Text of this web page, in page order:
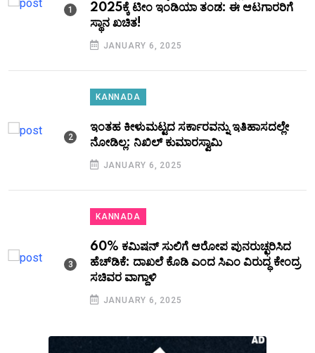
2025ಕ್ಕೆ ಟೀಂ ಇಂಡಿಯಾ ತಂಡ: ಈ ಆಟಗಾರರಿಗೆ
ಸ್ಥಾನ ಖಚಿತ!
JANUARY 6, 2025
KANNADA
ಇಂತಹ ಕೀಳುಮಟ್ಟದ ಸರ್ಕಾರವನ್ನು ಇತಿಹಾಸದಲ್ಲೇ
ನೋಡಿಲ್ಲ: ನಿಖಿಲ್ ಕುಮಾರಸ್ವಾಮಿ
JANUARY 6, 2025
KANNADA
60% ಕಮಿಷನ್ ಸುಲಿಗೆ ಆರೋಪ ಪುನರುಚ್ಛರಿಸಿದ
ಹೆಚ್‌ಡಿಕೆ: ದಾಖಲೆ ಕೊಡಿ ಎಂದ ಸಿಎಂ ವಿರುದ್ಧ ಕೇಂದ್ರ
ಸಚಿವರ ವಾಗ್ದಾಳಿ
JANUARY 6, 2025